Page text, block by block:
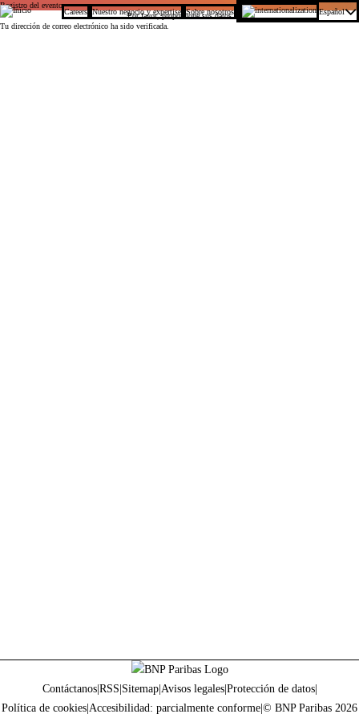
BNP Paribas Careers Nuestro negocio y expertise Sobre nosotros Español
Registro del evento
Por favor, proporcione sus datos
Tu dirección de correo electrónico ha sido verificada.
Contáctanos| RSS Sitemap| Avisos legales| Protección de datos|
Política de cookies Accesibilidad: parcialmente conforme © BNP Paribas 2026